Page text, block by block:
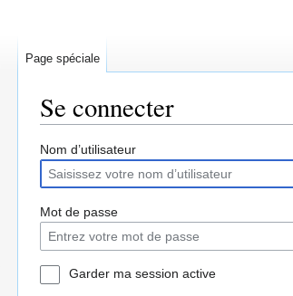
Se connecter
Aller
la
navigation
Aller
la
recherche
Nom d’utilisateur
Mot de passe
Garder ma session active
Page spéciale